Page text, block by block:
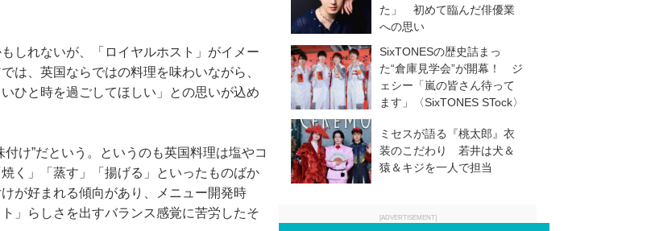
しれないが、「ロイヤルホスト」がイメー
は、英国ならではの料理を味わいながら、
ひと時を過ごしてほしい」との思いが込め
け”だという。というのも英国料理は塩やコ
く」「蒸す」「揚げる」といったものばか
が好まれる傾向があり、メニュー開発時
」らしさを出すバランス感覚に苦労したそ
た」 初めて臨んだ俳優業
への思い
SixTONESの歴史詰まっ
た“倉庫見学会”が開幕！ ジ
ェシー「嵐の皆さん待って
ます」〈SixTONES STock〉
ミセスが語る『桃太郎』衣
装のこだわり 若井は犬＆
猿＆キジを一人で担当
[ADVERTISEMENT]